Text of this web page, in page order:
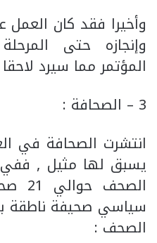
وأخيرا فقد كان العمل
وإنجازه حتى
المؤتمر مما سيرد
3 – الصحافة :
انتشرت الصحافة في
يسبق لها مثيل ,
سياسي صحيفة ناطقة
الصحف :